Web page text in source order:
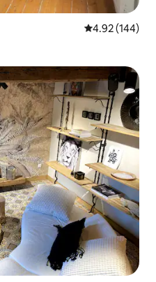
평점 4.92점(5
4.92 (144)